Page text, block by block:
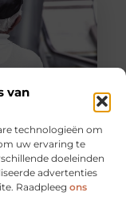
van
technologieën om
uw ervaring te
doeleinden
advertenties
Raadpleeg ons
een
wanneer